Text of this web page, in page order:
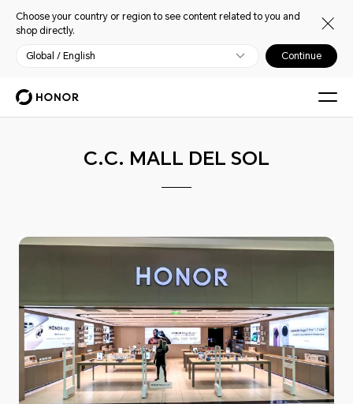
Choose your country or region to see content related to you and
shop directly.
Global / English Continue
C.C. MALL DEL SOL